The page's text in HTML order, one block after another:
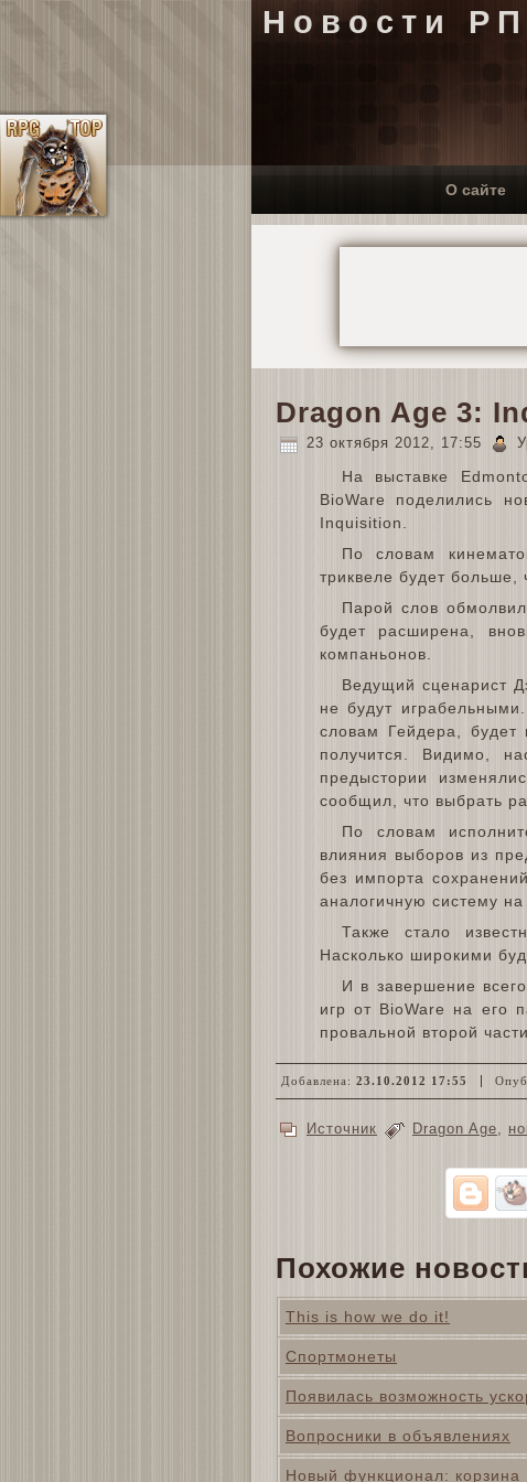
Новости
О сайте
Dragon Age 3:
23 октября 2012, 17:55
На выставке
BioWare поделились
Inquisition.
По словам
триквеле будет больше,
Парой слов
будет расширена,
компаньонов.
Ведущий сценарист
не будут
словам Гейдера, будет
получится. Видимо,
предыстории
сообщил, что выбрать
По словам
влияния выборов из
без импорта
аналогичную систему на
Также стало
Насколько широкими
И в завершение
игр от BioWare на его
провальной второй части.
Добавлена: 23.10.2012 17:55
Источник Dragon Age
Похожие
This is how we do it!
Спортмонеты
Появилась возможность
Вопросники в объявлениях
Новый функционал: корзина